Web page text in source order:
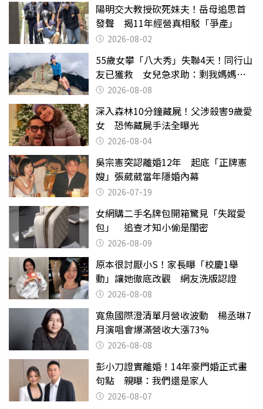
陽明交大教授砍死妹夫！岳母追思首
發聲 揭11年經營真相駁「爭產」
2026-08-02
55歲女攀「八大秀」失聯4天！同行山
友已獲救 女兒急求助：剩我媽媽還
沒找到
2026-08-08
深入森林10分鐘藏屍！父涉殺害9歲愛
女 恐怖藏屍手法全曝光
2026-08-04
吳宗憲突認離婚12年 起底「正牌憲
嫂」張葳葳當年隱婚內幕
2026-07-19
女網購二手名牌包開箱驚見「失蹤愛
包」 追查才知小偷是閨密
2026-08-09
原本很討厭小S！家長曝「校慶1舉
動」讓她徹底改觀 網友洗版認證
2026-08-08
寬魚國際澄清單月營收波動 楊丞琳7
月演唱會爆滿營收大漲73%
2026-08-08
彭小刀證實離婚！14年豪門婚正式畫
句點 親曝：我們還是家人
2026-08-07